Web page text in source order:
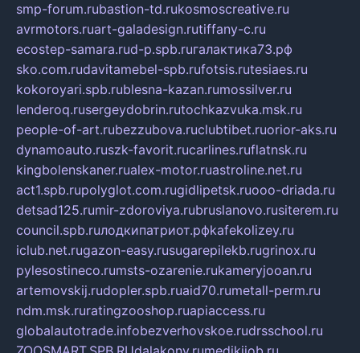
smp-forum.rubastion-td.rukosmoscreative.ru
avrmotors.ruart-galadesign.rutiffany-c.ru
ecostep-samara.rud-p.spb.ruгалактика73.рф
sko.com.rudavitamebel-spb.rufotsis.rutesiaes.ru
kokoroyari.spb.rublesna-kazan.rumossilver.ru
lenderoq.rusergeydobrin.rutochkazvuka.msk.ru
people-of-art.rubezzubova.ruclubtibet.ruorior-aks.ru
dynamoauto.ruszk-favorit.rucarlines.ruflatnsk.ru
kingbolenskaner.rualex-motor.ruastroline.net.ru
act1.spb.rupolyglot.com.rugidlipetsk.ruooo-driada.ru
detsad125.rumir-zdoroviya.rubruslanovo.rusiterem.ru
council.spb.ruлодкипатриот.рфkafekolizey.ru
iclub.net.rugazon-easy.rusugarepilekb.rugrinox.ru
pylesostineco.rumsts-ozarenie.rukameryjooan.ru
artemovskij.rudopler.spb.ruaid70.rumetall-perm.ru
ndm.msk.ruratingzooshop.ruapiaccess.ru
globalautotrade.infobezverhovskoe.rudrsschool.ru